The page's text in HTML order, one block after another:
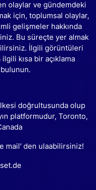
olaylar ve gündemdeki
için, toplumsal olaylar,
gelişmeler hakkında
Bu süreçte yer almak
İlgili görüntüleri
kısa bir açıklama
doğrultusunda olup
platformudur, Toronto,
mail' den ulaabilirsiniz!